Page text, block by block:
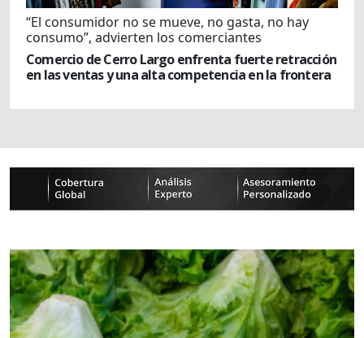
“El consumidor no se mueve, no gasta, no hay
consumo”, advierten los comerciantes
Comercio de Cerro Largo enfrenta fuerte retracción
en las ventas y una alta competencia en la frontera